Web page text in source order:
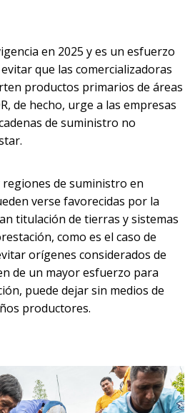
en 2025 y es un esfuerzo
que las comercializadoras
productos primarios de áreas
de hecho, urge a las empresas
de suministro no
de suministro en
verse favorecidas por la
titulación de tierras y sistemas
como es el caso de
orígenes considerados de
de un mayor esfuerzo para
puede dejar sin medios de
productores.